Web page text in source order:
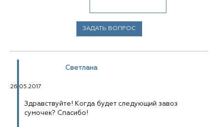
Светлана
26.05.2017
Здравствуйте! Когда будет следующий завоз
сумочек? Спасибо!